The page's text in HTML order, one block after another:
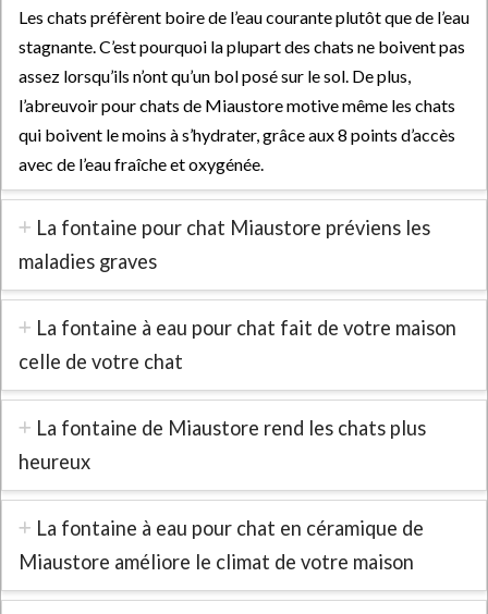
Les chats préfèrent boire de l’eau courante plutôt que de l’eau
stagnante. C’est pourquoi la plupart des chats ne boivent pas
assez lorsqu’ils n’ont qu’un bol posé sur le sol. De plus,
l’abreuvoir pour chats de Miaustore motive même les chats
qui boivent le moins à s’hydrater, grâce aux 8 points d’accès
avec de l’eau fraîche et oxygénée.
La fontaine pour chat Miaustore préviens les
maladies graves
La fontaine à eau pour chat fait de votre maison
celle de votre chat
La fontaine de Miaustore rend les chats plus
heureux
La fontaine à eau pour chat en céramique de
Miaustore améliore le climat de votre maison